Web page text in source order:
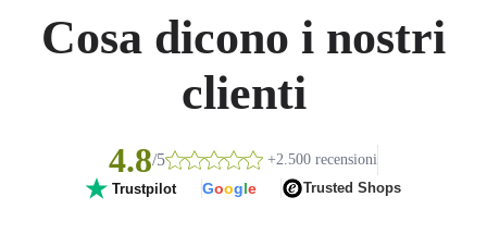
Cosa dicono i nostri
clienti
4.8/5 +2.500 recensioni
Trustpilot Google Trusted Shops